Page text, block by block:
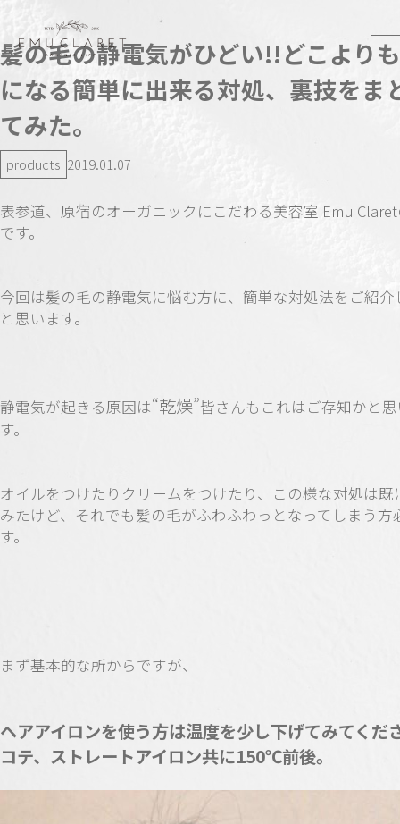
髪の毛の静電気がひどい!!どこより
になる簡単に出来る対処、裏技をま
てみた。
products 2019.01.07
表参道、原宿のオーガニックにこだわる美容室 Emu
です。
今回は髪の毛の静電気に悩む方に、簡単な対処法をご紹介
と思います。
静電気が起きる原因は“乾燥”皆さんもこれはご存知かと
す。
オイルをつけたりクリームをつけたり、この様な対処は既
みたけど、それでも髪の毛がふわふわっとなってしまう方
す。
まず基本的な所からですが、
ヘアアイロンを使う方は温度を少し下げてみてくだ
コテ、ストレートアイロン共に150℃前後。